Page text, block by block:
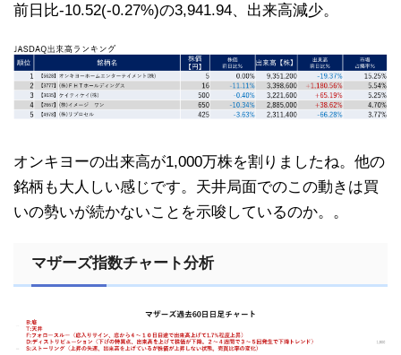
前日比-10.52(-0.27%)の3,941.94、出来高減少。
オンキヨーの出来高が1,000万株を割りましたね。他の
銘柄も大人しい感じです。天井局面でのこの動きは買
いの勢いが続かないことを示唆しているのか。。
マザーズ指数チャート分析